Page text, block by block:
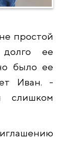
простой
ее
было ее
Иван. -
слишком